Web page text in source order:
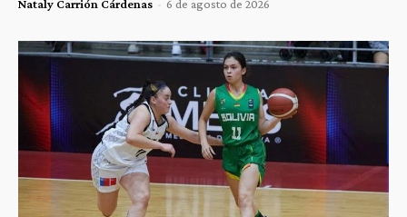
Nataly Carrión Cárdenas - 6 de agosto de 2026